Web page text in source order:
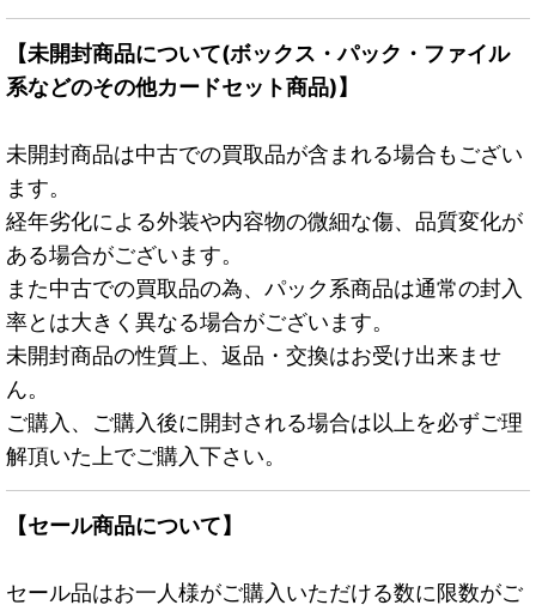
【未開封商品について(ボックス・パック・ファイル
系などのその他カードセット商品)】
未開封商品は中古での買取品が含まれる場合もござい
ます。
経年劣化による外装や内容物の微細な傷、品質変化が
ある場合がございます。
また中古での買取品の為、パック系商品は通常の封入
率とは大きく異なる場合がございます。
未開封商品の性質上、返品・交換はお受け出来ませ
ん。
ご購入、ご購入後に開封される場合は以上を必ずご理
解頂いた上でご購入下さい。
【セール商品について】
セール品はお一人様がご購入いただける数に限数がご